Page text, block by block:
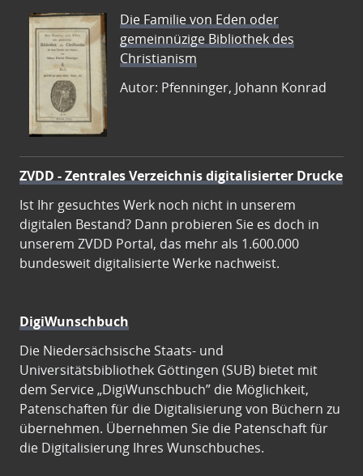
Die Familie von Eden oder
gemeinnüzige Bibliothek des
Christianism
Autor: Pfenninger, Johann Konrad
ZVDD - Zentrales Verzeichnis digitalisierter Drucke
Ist Ihr gesuchtes Werk noch nicht in unserem
digitalen Bestand? Dann probieren Sie es doch in
unserem ZVDD Portal, das mehr als 1.600.000
bundesweit digitalisierte Werke nachweist.
DigiWunschbuch
Die Niedersächsische Staats- und
Universitätsbibliothek Göttingen (SUB) bietet mit
dem Service „DigiWunschbuch” die Möglichkeit,
Patenschaften für die Digitalisierung von Büchern zu
übernehmen. Übernehmen Sie die Patenschaft für
die Digitalisierung Ihres Wunschbuches.